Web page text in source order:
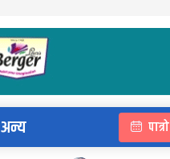
अन्य पात्रो